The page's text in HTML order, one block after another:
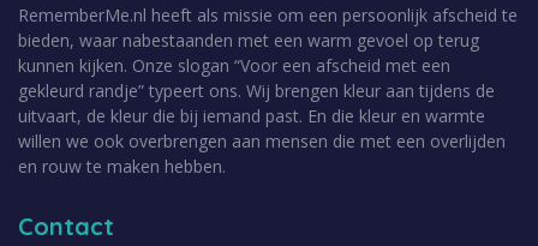
Contact
RememberMe.nl heeft als missie om een persoonlijk afscheid te
bieden, waar nabestaanden met een warm gevoel op terug
kunnen kijken. Onze slogan “Voor een afscheid met een
gekleurd randje” typeert ons. Wij brengen kleur aan tijdens de
uitvaart, de kleur die bij iemand past. En die kleur en warmte
willen we ook overbrengen aan mensen die met een overlijden
en rouw te maken hebben.